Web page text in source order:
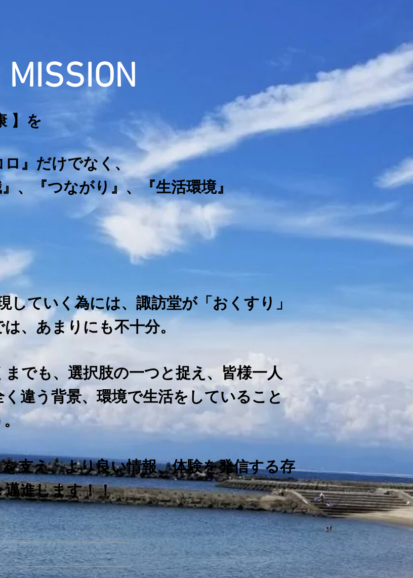
​MISSION
】を
ロ』だけでなく、
』、『つながり』、『生活環境』
していく為には、諏訪堂が「おくすり」
、あまりにも不十分。
までも、選択肢の一つと捉え、皆様一人
違う背景、環境で生活をしていること
支え、より良い情報、体験を発信する存
進します！！